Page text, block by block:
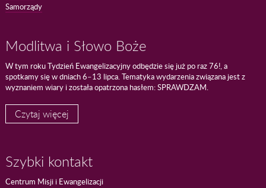
Samorządy
Modlitwa i Słowo Boże
W tym roku Tydzień Ewangelizacyjny odbędzie się już po raz 76!, a
spotkamy się w dniach 6–13 lipca. Tematyka wydarzenia związana jest z
wyznaniem wiary i została opatrzona hasłem: SPRAWDZAM.
Czytaj więcej
Szybki kontakt
Centrum Misji i Ewangelizacji